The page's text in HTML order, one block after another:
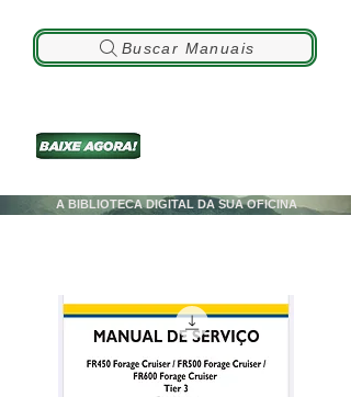
A BIBLIOTECA DIGITAL DA SUA OFICINA
Buscar Manuais